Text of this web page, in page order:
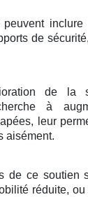
peuvent
de
de la
à
leur
aisément.
de ce soutien
réduite,